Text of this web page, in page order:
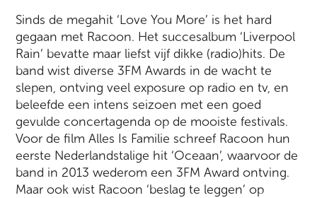
Sinds de megahit ‘Love You More’ is het hard
gegaan met Racoon. Het succesalbum ‘Liverpool
Rain’ bevatte maar liefst vijf dikke (radio)hits. De
band wist diverse 3FM Awards in de wacht te
slepen, ontving veel exposure op radio en tv, en
beleefde een intens seizoen met een goed
gevulde concertagenda op de mooiste festivals.
Voor de film Alles Is Familie schreef Racoon hun
eerste Nederlandstalige hit ‘Oceaan’, waarvoor de
band in 2013 wederom een 3FM Award ontving.
Maar ook wist Racoon ‘beslag te leggen’ op